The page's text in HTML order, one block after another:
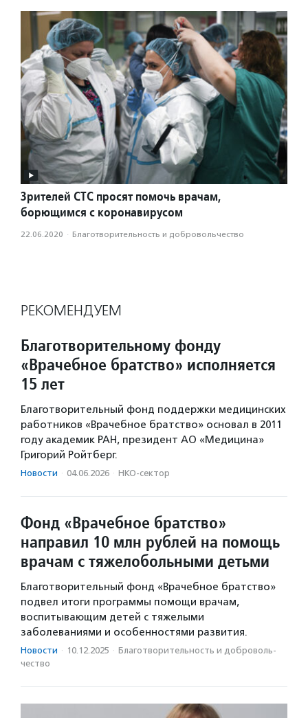
Зрителей СТС просят помочь врачам,
борющимся с коронавирусом
22.06.2020 · Благотвори­тель­ность и доброволь­чест­во
РЕКОМЕНДУЕМ
Благотворительному фонду
«Врачебное братство» исполняется
15 лет
Благотворительный фонд поддержки медицинских
работников «Врачебное братство» основал в 2011
году академик РАН, президент АО «Медицина»
Григорий Ройтберг.
Новости · 04.06.2026 · НКО-сектор
Фонд «Врачебное братство»
направил 10 млн рублей на помощь
врачам с тяжелобольными детьми
Благотворительный фонд «Врачебное братство»
подвел итоги программы помощи врачам,
воспитывающим детей с тяжелыми
заболеваниями и особенностями развития.
Новости · 10.12.2025 · Благотвори­тель­ность и доброволь­
чест­во